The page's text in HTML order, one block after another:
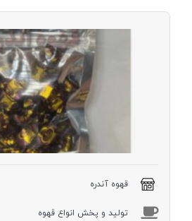
قهوه آندره
توليد و پخش انواع قهوه